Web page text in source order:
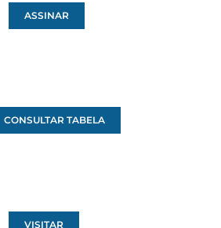
ASSINAR
CONSULTAR TABELA
VISITAR